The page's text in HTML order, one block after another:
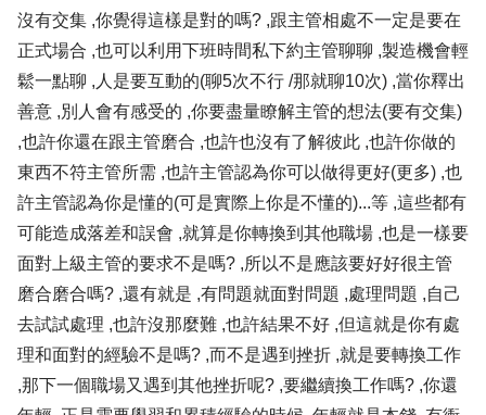
沒有交集 ,你覺得這樣是對的嗎? ,跟主管相處不一定是要在
正式場合 ,也可以利用下班時間私下約主管聊聊 ,製造機會輕
鬆一點聊 ,人是要互動的(聊5次不行 /那就聊10次) ,當你釋出
善意 ,別人會有感受的 ,你要盡量瞭解主管的想法(要有交集)
,也許你還在跟主管磨合 ,也許也沒有了解彼此 ,也許你做的
東西不符主管所需 ,也許主管認為你可以做得更好(更多) ,也
許主管認為你是懂的(可是實際上你是不懂的)...等 ,這些都有
可能造成落差和誤會 ,就算是你轉換到其他職場 ,也是一樣要
面對上級主管的要求不是嗎? ,所以不是應該要好好很主管
磨合磨合嗎? ,還有就是 ,有問題就面對問題 ,處理問題 ,自己
去試試處理 ,也許沒那麼難 ,也許結果不好 ,但這就是你有處
理和面對的經驗不是嗎? ,而不是遇到挫折 ,就是要轉換工作
,那下一個職場又遇到其他挫折呢? ,要繼續換工作嗎? ,你還